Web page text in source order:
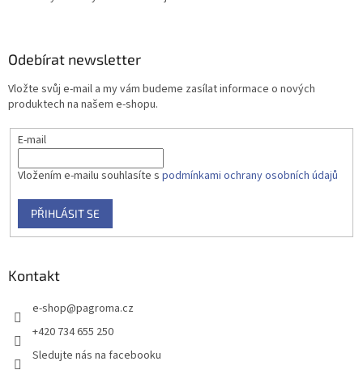
Odebírat newsletter
Vložte svůj e-mail a my vám budeme zasílat informace o nových
produktech na našem e-shopu.
E-mail
Vložením e-mailu souhlasíte s podmínkami ochrany osobních údajů
PŘIHLÁSIT SE
Kontakt
e-shop@pagroma.cz
+420 734 655 250
Sledujte nás na facebooku